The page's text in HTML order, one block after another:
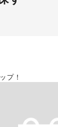
プ！